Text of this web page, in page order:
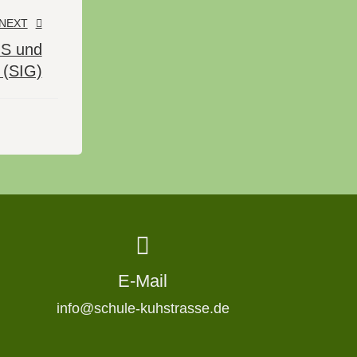
und
(SIG)
E-Mail
info@schule-kuhstrasse.de